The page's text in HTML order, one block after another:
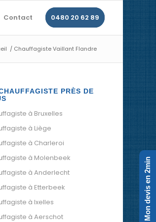
Contact 0480 20 62 89
/ Chauffagiste Vaillant Flandre
PRÈS DE
à Bruxelles
à Liège
à Charleroi
à Molenbeek
à Anderlecht
à Etterbeek
à Ixelles
à Aerschot
Mon devis en 2min